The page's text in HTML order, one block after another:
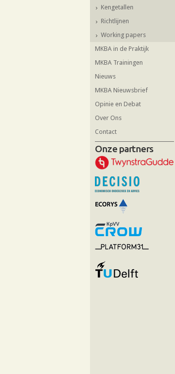
Kengetallen
Richtlijnen
Working papers
MKBA in de Praktijk
MKBA Trainingen
Nieuws
MKBA Nieuwsbrief
Opinie en Debat
Over Ons
Contact
Onze partners